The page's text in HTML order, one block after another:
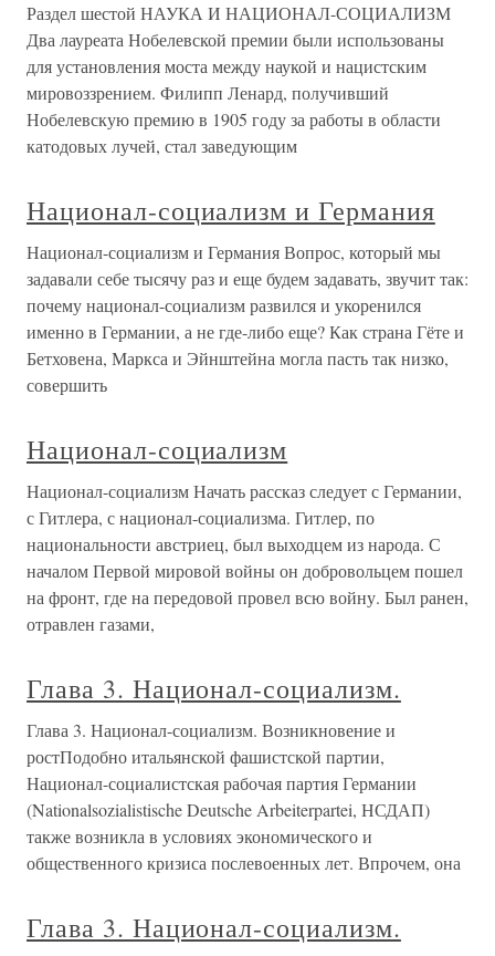
Раздел шестой НАУКА И НАЦИОНАЛ-СОЦИАЛИЗМ
Два лауреата Нобелевской премии были использованы
для установления моста между наукой и нацистским
мировоззрением. Филипп Ленард, получивший
Нобелевскую премию в 1905 году за работы в области
катодовых лучей, стал заведующим
Национал-социализм и Германия
Национал-социализм и Германия Вопрос, который мы
задавали себе тысячу раз и еще будем задавать, звучит так:
почему национал-социализм развился и укоренился
именно в Германии, а не где-либо еще? Как страна Гёте и
Бетховена, Маркса и Эйнштейна могла пасть так низко,
совершить
Национал-социализм
Национал-социализм Начать рассказ следует с Германии,
с Гитлера, с национал-социализма. Гитлер, по
национальности австриец, был выходцем из народа. С
началом Первой мировой войны он добровольцем пошел
на фронт, где на передовой провел всю войну. Был ранен,
отравлен газами,
Глава 3. Национал-социализм.
Глава 3. Национал-социализм. Возникновение и
ростПодобно итальянской фашистской партии,
Национал-социалистская рабочая партия Германии
(Nationalsozialistische Deutsche Arbeiterpartei, НСДАП)
также возникла в условиях экономического и
общественного кризиса послевоенных лет. Впрочем, она
Глава 3. Национал-социализм.